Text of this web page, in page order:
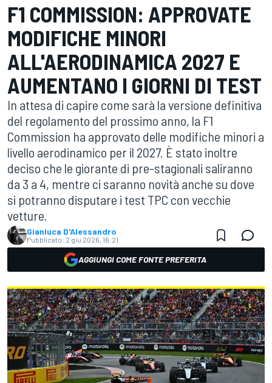
F1 COMMISSION: APPROVATE
MODIFICHE MINORI
ALL'AERODINAMICA 2027 E
AUMENTANO I GIORNI DI TEST
In attesa di capire come sarà la versione definitiva
del regolamento del prossimo anno, la F1
Commission ha approvato delle modifiche minori a
livello aerodinamico per il 2027. È stato inoltre
deciso che le giorante di pre-stagionali saliranno
da 3 a 4, mentre ci saranno novità anche su dove
si potranno disputare i test TPC con vecchie
vetture.
Gianluca D'Alessandro
Pubblicato: 2 giu 2026, 16:21
AGGIUNGI COME FONTE PREFERITA